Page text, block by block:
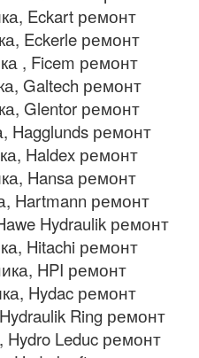
Eckart ремонт
Eckerle ремонт
, Ficem ремонт
Galtech ремонт
Glentor ремонт
Hagglunds ремонт
Haldex ремонт
Hansa ремонт
Hartmann ремонт
Hydraulik ремонт
Hitachi ремонт
HPI ремонт
Hydac ремонт
Ring ремонт
Hydro Leduc ремонт